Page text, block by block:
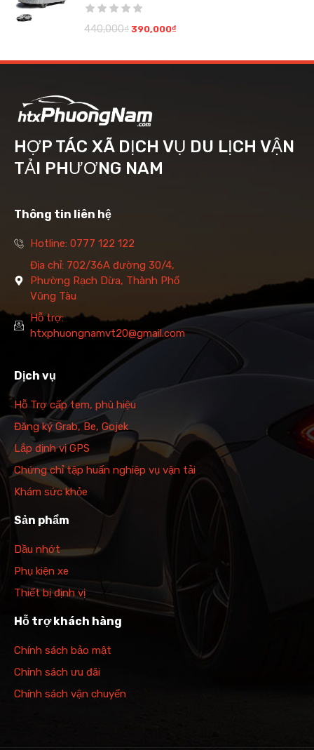
440,000₫ 390,000₫
HỢP TÁC XÃ DỊCH VỤ DU LỊCH VẬN
TẢI PHƯƠNG NAM
Thông tin liên hệ
Hotline: 0777 122 122
Địa chỉ: 702/36A đường 30/4,
Phường Rạch Dừa, Thành Phố
Vũng Tàu
Hỗ trợ:
htxphuongnamvt20@gmail.com
Dịch vụ
Hỗ Trợ cấp tem, phù hiệu
Đăng ký Grab, Be, Gojek
Lắp định vị GPS
Chứng chỉ tập huấn nghiệp vụ vận tải
Khám sức khỏe
Sản phẩm
Dầu nhớt
Phụ kiện xe
Thiết bị định vị
Hỗ trợ khách hàng
Chính sách bảo mật
Chính sách ưu đãi
Chính sách vận chuyển